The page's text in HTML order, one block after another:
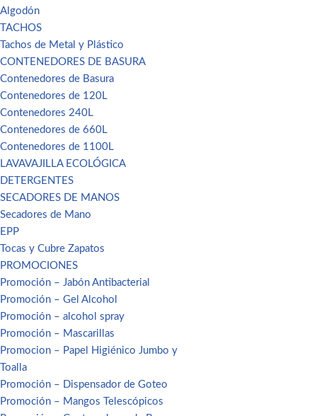
Algodón
TACHOS
Tachos de Metal y Plástico
CONTENEDORES DE BASURA
Contenedores de Basura
Contenedores de 120L
Contenedores 240L
Contenedores de 660L
Contenedores de 1100L
LAVAVAJILLA ECOLÓGICA
DETERGENTES
SECADORES DE MANOS
Secadores de Mano
EPP
Tocas y Cubre Zapatos
PROMOCIONES
Promoción – Jabón Antibacterial
Promoción – Gel Alcohol
Promoción – alcohol spray
Promoción – Mascarillas
Promocion – Papel Higiénico Jumbo y
Toalla
Promoción – Dispensador de Goteo
Promoción – Mangos Telescópicos